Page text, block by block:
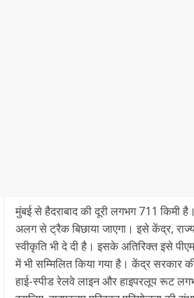
मुंबई से हैदराबाद की दूरी लगभग 711 किमी
अलग से ट्रैक बिछाया जाएगा। इसे केंद्र,
स्वीकृति भी दे दी है। इसके अतिरिक्त इसे
में भी सम्मिलित किया गया है। केंद्र सरकार की
हाई-स्पीड रेलवे लाइन और हाइपरलूप रूट